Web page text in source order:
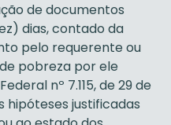
de documentos
dias, contado da
pelo requerente ou
pobreza por ele
nº 7.115, de 29 de
hipóteses justificadas